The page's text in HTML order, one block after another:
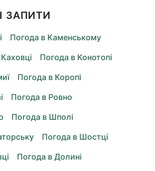
ЗАПИТИ
Погода в Каменському
Погода в Конотопі
Погода в Коропі
Погода в Ровно
Погода в Шполі
Погода в Шостці
Погода в Долині